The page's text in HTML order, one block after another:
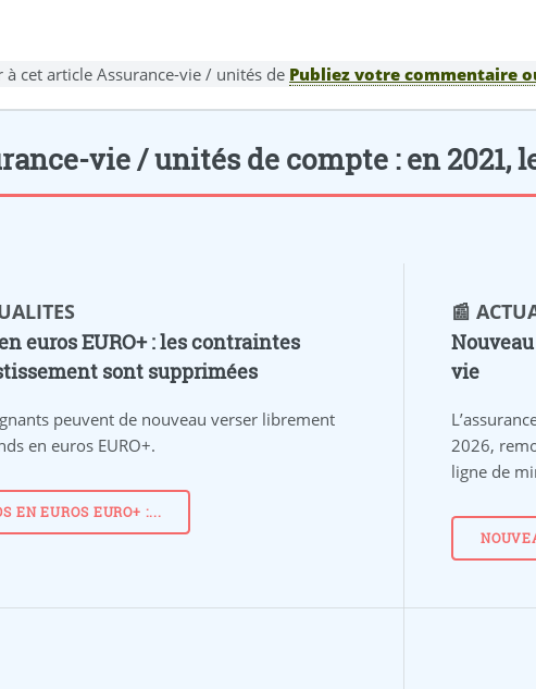
à cet article Assurance-vie / unités de Publiez votre commentaire
vie / unités de compte : en 2021,
euros EURO+ : les contraintes
sont supprimées
peuvent de nouveau verser librement
en euros EURO+.
EN EUROS EURO+ :...
📰
vie
2026,
ligne de